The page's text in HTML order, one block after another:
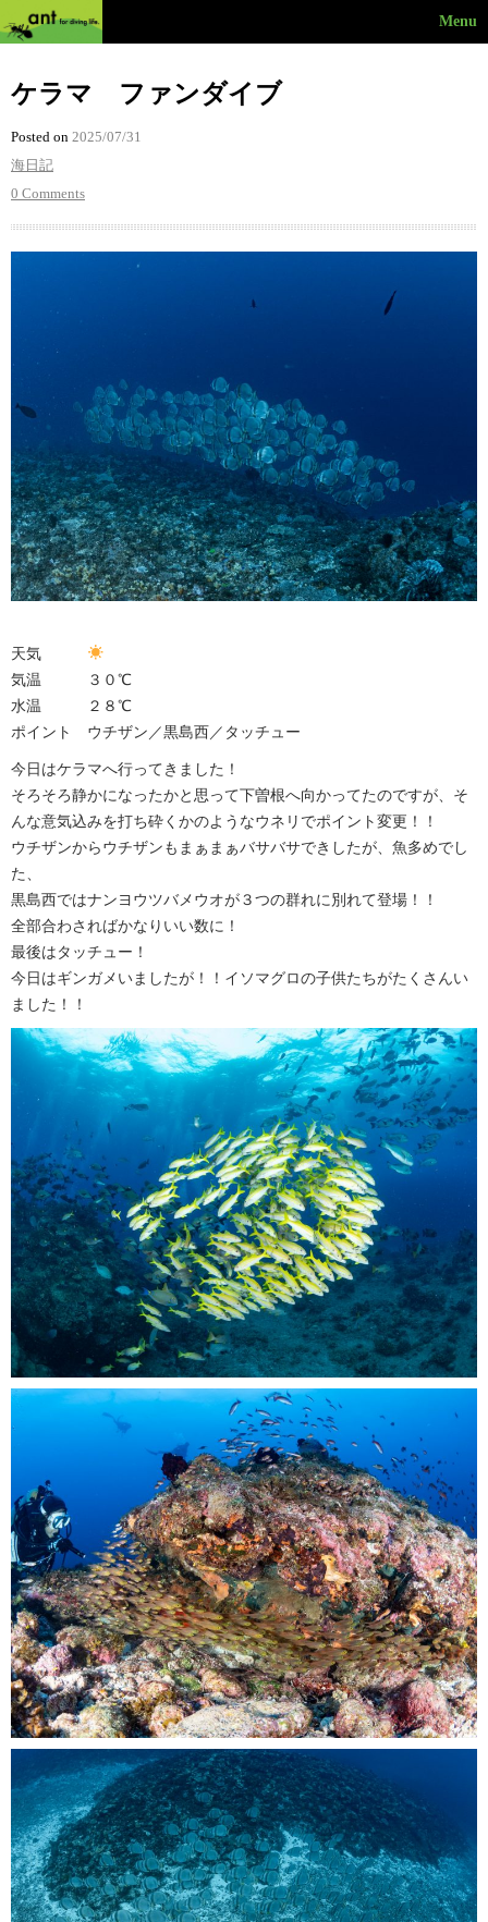
Menu
ケラマ ファンダイブ
Posted on 2025/07/31
海日記
0 Comments
天気
気温 ３０℃
水温 ２８℃
ポイント ウチザン／黒島西／タッチュー
今日はケラマへ行ってきました！
そろそろ静かになったかと思って下曽根へ向かってたのですが、そ
んな意気込みを打ち砕くかのようなウネリでポイント変更！！
ウチザンからウチザンもまぁまぁバサバサできしたが、魚多めでし
た、
黒島西ではナンヨウツバメウオが３つの群れに別れて登場！！
全部合わさればかなりいい数に！
最後はタッチュー！
今日はギンガメいましたが！！イソマグロの子供たちがたくさんい
ました！！